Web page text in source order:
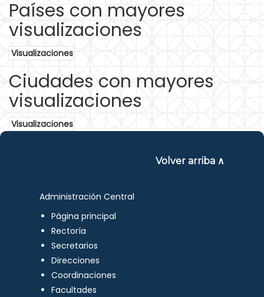
Países con mayores
visualizaciones
Visualizaciones
Ciudades con mayores
visualizaciones
Visualizaciones
Volver arriba ∧
Administración Central
Página principal
Rectoría
Secretarios
Direcciones
Coordinaciones
Facultades